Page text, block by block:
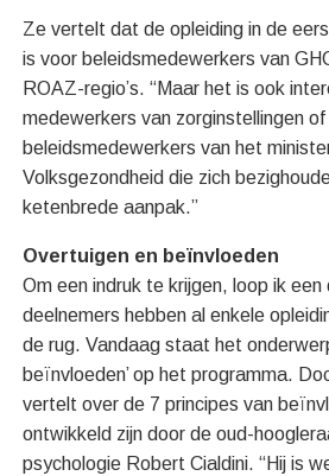
Ze vertelt dat de opleiding in de
is voor beleidsmedewerkers van
ROAZ-regio’s. “Maar het is ook
medewerkers van zorginstellingen
beleidsmedewerkers van het
Volksgezondheid die zich
ketenbrede aanpak.”
Overtuigen en beïnvloeden
Om een indruk te krijgen, loop ik
deelnemers hebben al enkele
de rug. Vandaag staat het
beïnvloeden’ op het programma.
vertelt over de 7 principes van
ontwikkeld zijn door de oud-
psychologie Robert Cialdini. “Hij is